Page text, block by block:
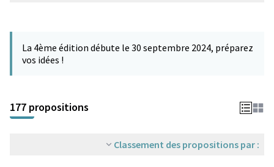
−
La 4ème édition débute le 30 septembre 2024, préparez
vos idées !
177 propositions
Classement des propositions par :